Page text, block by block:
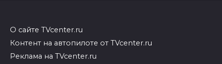
О сайте TVcenter.ru
Контент на автопилоте от TVcenter.ru
Реклама на TVcenter.ru